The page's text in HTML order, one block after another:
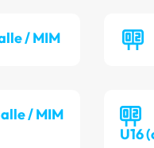
/ MIM
/ MIM
U16